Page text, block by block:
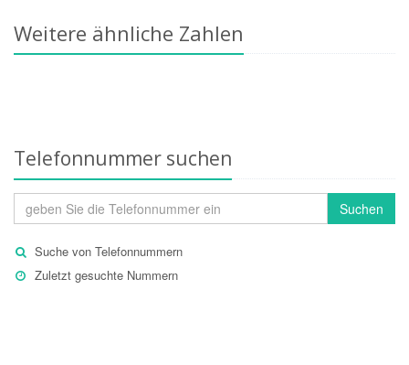
Weitere ähnliche Zahlen
Telefonnummer suchen
Suchen
Suche von Telefonnummern
Zuletzt gesuchte Nummern